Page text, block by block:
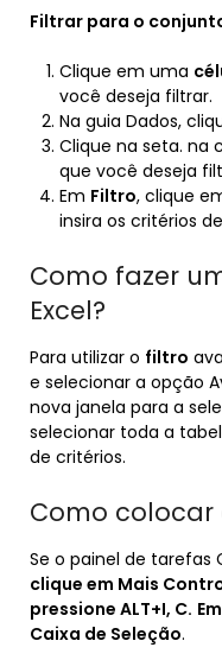
Filtrar para o
Clique em uma
você deseja filtrar.
Na guia Dados,
Clique na seta. na
que você deseja
Em Filtro, clique
insira os critérios de
Como fazer
Excel?
Para utilizar o filtro
e selecionar a opção
nova janela para a
selecionar toda a
de critérios.
Como colocar
Se o painel de tarefas
clique em Mais
pressione ALT+I, C.
Caixa de Seleção.